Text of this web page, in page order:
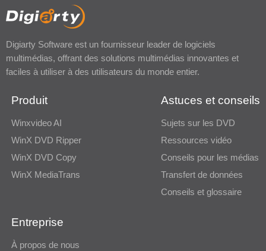
Digiarty Software est un fournisseur leader de logiciels
multimédias, offrant des solutions multimédias innovantes et
faciles à utiliser à des utilisateurs du monde entier.
Produit
Winxvideo AI
WinX DVD Ripper
WinX DVD Copy
WinX MediaTrans
Astuces et conseils
Sujets sur les DVD
Ressources vidéo
Conseils pour les médias
Transfert de données
Conseils et glossaire
Entreprise
À propos de nous